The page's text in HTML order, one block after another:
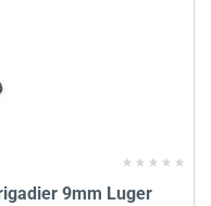
9mm Luger